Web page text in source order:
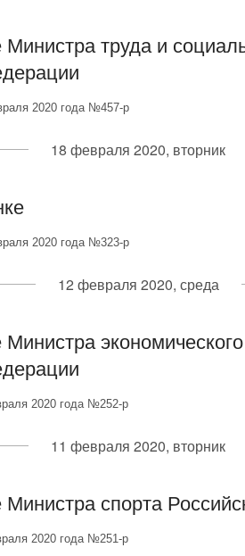
Министра труда и
2020 года №457-р
18 февраля 2020, вторник
2020 года №323-р
12 февраля 2020, среда
2020 года №252-р
11 февраля 2020, вторник
Министра спорта
2020 года №251-р